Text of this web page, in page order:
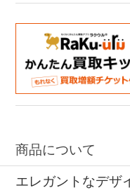
商品について
エレガントなデザ